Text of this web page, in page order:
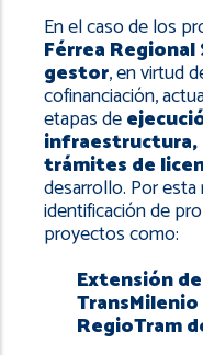
En el caso de los
Férrea Regional
gestor, en virtud
cofinanciación,
etapas de
infraestructura,
trámites de
desarrollo. Por
identificación de
proyectos como:
Extensión
TransMilenio
RegioTram